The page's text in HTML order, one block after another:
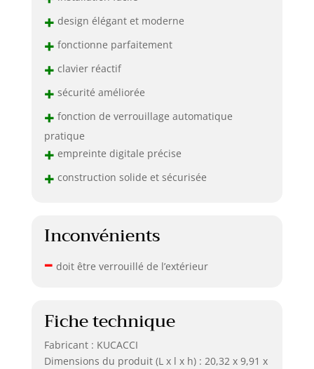
+ design élégant et moderne
+ fonctionne parfaitement
+ clavier réactif
+ sécurité améliorée
+ fonction de verrouillage automatique
pratique
+ empreinte digitale précise
+ construction solide et sécurisée
Inconvénients
– doit être verrouillé de l’extérieur
Fiche technique
Fabricant : KUCACCI
Dimensions du produit (L x l x h) : 20,32 x 9,91 x